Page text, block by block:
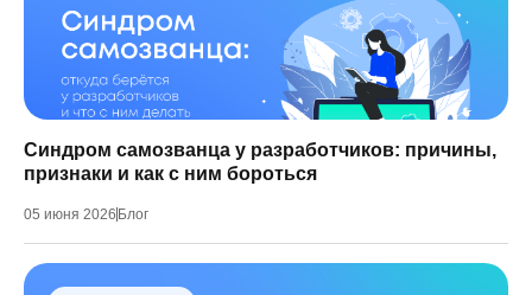
Синдром самозванца у разработчиков: причины,
признаки и как с ним бороться
05 июня 2026 Блог